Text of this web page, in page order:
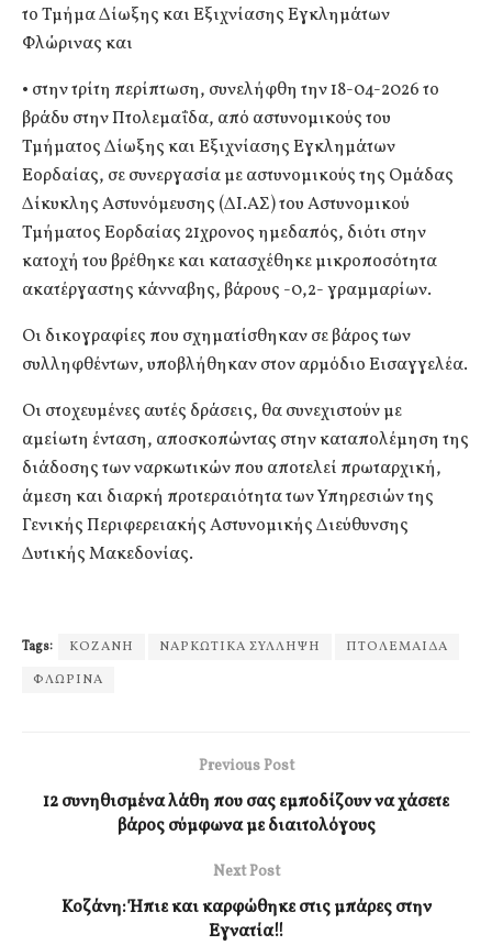
το Τμήμα Δίωξης και Εξιχνίασης Εγκλημάτων
Φλώρινας και
• στην τρίτη περίπτωση, συνελήφθη την 18-04-2026 το
βράδυ στην Πτολεμαΐδα, από αστυνομικούς του
Τμήματος Δίωξης και Εξιχνίασης Εγκλημάτων
Εορδαίας, σε συνεργασία με αστυνομικούς της Ομάδας
Δίκυκλης Αστυνόμευσης (ΔΙ.ΑΣ) του Αστυνομικού
Τμήματος Εορδαίας 21χρονος ημεδαπός, διότι στην
κατοχή του βρέθηκε και κατασχέθηκε μικροποσότητα
ακατέργαστης κάνναβης, βάρους -0,2- γραμμαρίων.
Οι δικογραφίες που σχηματίσθηκαν σε βάρος των
συλληφθέντων, υποβλήθηκαν στον αρμόδιο Εισαγγελέα.
Οι στοχευμένες αυτές δράσεις, θα συνεχιστούν με
αμείωτη ένταση, αποσκοπώντας στην καταπολέμηση της
διάδοσης των ναρκωτικών που αποτελεί πρωταρχική,
άμεση και διαρκή προτεραιότητα των Υπηρεσιών της
Γενικής Περιφερειακής Αστυνομικής Διεύθυνσης
Δυτικής Μακεδονίας.
Tags: ΚΟΖΑΝΗ ΝΑΡΚΩΤΙΚΑ ΣΥΛΛΗΨΗ
ΠΤΟΛΕΜΑΙΔΑ
ΦΛΩΡΙΝΑ
Previous Post
12 συνηθισμένα λάθη που σας εμποδίζουν να χάσετε
βάρος σύμφωνα με διαιτολόγους
Next Post
Κοζάνη: Ήπιε και καρφώθηκε στις μπάρες στην
Εγνατία!!